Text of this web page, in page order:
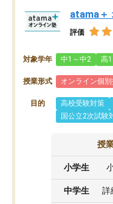
atama＋
評価
対象学年 中1～中2 高
授業形式 オンライン個
目的 高校受験対策
国公立2次試験
授
小学生
中学生 詳